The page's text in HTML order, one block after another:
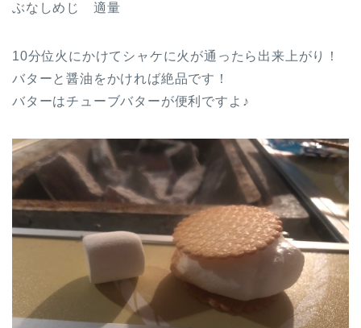
ぶなしめじ 適量
10分位火にかけてシャケに火が通ったら出来上がり！
バターと醤油をかければ絶品です！
バターはチューブバターが便利ですよ♪